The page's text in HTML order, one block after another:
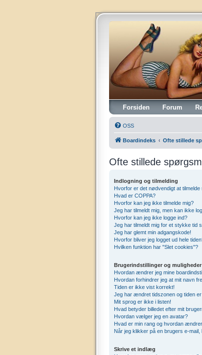
Vintagehifi.dk
Forsiden Forum
OSS
Boardindeks Ofte stillede
Ofte stillede
Indlogning og tilmelding
Hvorfor er det nødvendigt at tilmelde
Hvad er COPPA?
Hvorfor kan jeg ikke tilmelde mig?
Jeg har tilmeldt mig, men kan ikke
Hvorfor kan jeg ikke logge ind?
Jeg har tilmeldt mig for et stykke tid
Jeg har glemt min adgangskode!
Hvorfor bliver jeg logget ud hele
Hvilken funktion har "Slet cookies"?
Brugerindstillinger og muligheder
Hvordan ændrer jeg mine
Hvordan forhindrer jeg at mit navn
Tiden er ikke vist korrekt!
Jeg har ændret tidszonen og tiden
Mit sprog er ikke i listen!
Hvad betyder billedet efter mit
Hvordan vælger jeg en avatar?
Hvad er min rang og hvordan
Når jeg klikker på en brugers e-mail,
Skrive et indlæg